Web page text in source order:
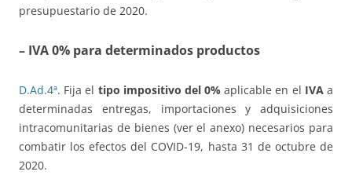
presupuestario de 2020.
– IVA 0% para determinados productos
D.Ad.4ª. Fija el tipo impositivo del 0% aplicable en el IVAa
determinadas entregas, importaciones y adquisiciones
intracomunitarias de bienes (ver el anexo) necesarios para
combatir los efectos del COVID-19, hasta 31 de octubre de
2020.